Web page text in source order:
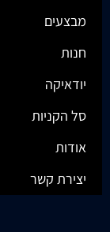
מבצעים
חנות
יודאיקה
סל הקניות
אודות
יצירת קשר